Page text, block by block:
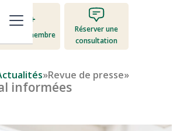
»Revue de presse»
informées
Devenir membre
Réserver une
consultation